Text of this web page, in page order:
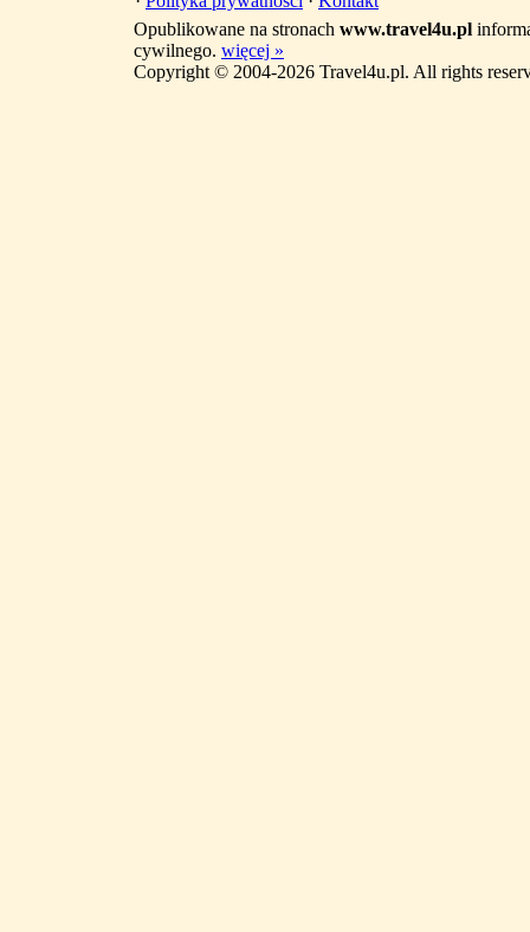
Opublikowane na stronach www.travel4u.pl
cywilnego. więcej »
Copyright © 2004-2026 Travel4u.pl. All rights